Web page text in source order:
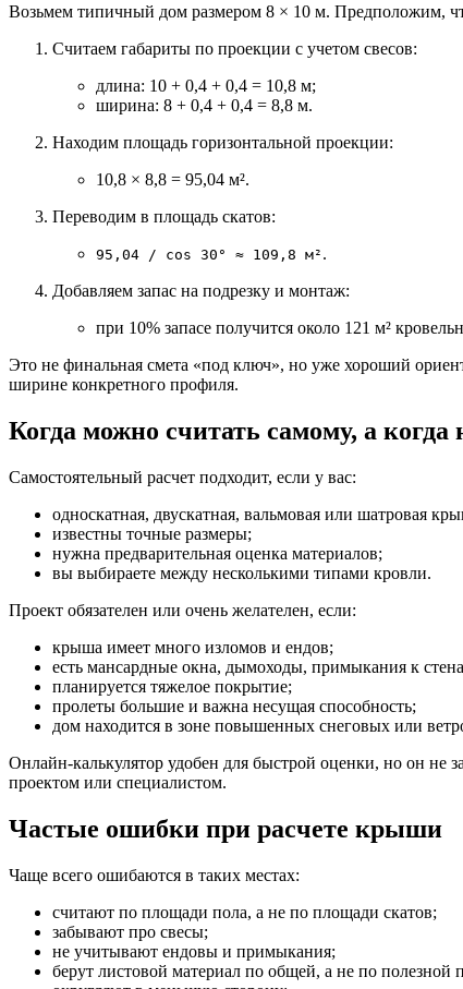
Возьмем типичный дом размером 8 × 10 м. Предположим,
Считаем габариты по проекции с учетом свесов:
длина: 10 + 0,4 + 0,4 = 10,8 м;
ширина: 8 + 0,4 + 0,4 = 8,8 м.
Находим площадь горизонтальной проекции:
10,8 × 8,8 = 95,04 м².
Переводим в площадь скатов:
95,04 / cos 30° ≈ 109,8 м² .
Добавляем запас на подрезку и монтаж:
при 10% запасе получится около 121 м²
Это не финальная смета «под ключ», но уже хороший
ширине конкретного профиля.
Когда можно считать самому, а когда
Самостоятельный расчет подходит, если у вас:
односкатная, двускатная, вальмовая или шатровая
известны точные размеры;
нужна предварительная оценка материалов;
вы выбираете между несколькими типами кровли.
Проект обязателен или очень желателен, если:
крыша имеет много изломов и ендов;
есть мансардные окна, дымоходы, примыкания к
планируется тяжелое покрытие;
пролеты большие и важна несущая способность;
дом находится в зоне повышенных снеговых или
Онлайн-калькулятор удобен для быстрой оценки, но он не
проектом или специалистом.
Частые ошибки при расчете крыши
Чаще всего ошибаются в таких местах:
считают по площади пола, а не по площади скатов;
забывают про свесы;
не учитывают ендовы и примыкания;
берут листовой материал по общей, а не по полезной